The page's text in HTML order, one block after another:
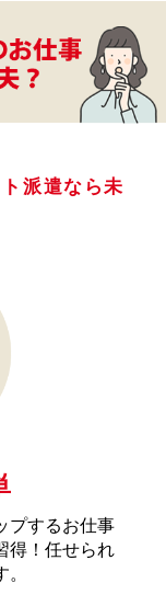
派遣なら未
プするお仕事
得！任せられ